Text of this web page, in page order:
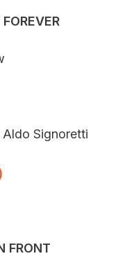
Signoretti
FRONT